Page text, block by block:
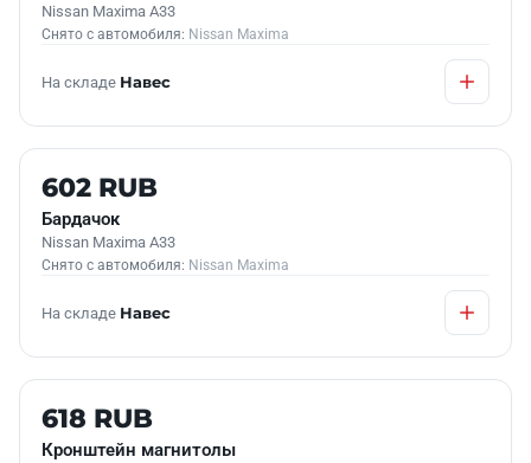
Nissan Maxima A33
Снято с автомобиля: Nissan Maxima
На складе Навес
Б/У В НАЛИЧИИ
602 RUB
Бардачок
Nissan Maxima A33
Снято с автомобиля: Nissan Maxima
На складе Навес
Б/У В НАЛИЧИИ
618 RUB
Кронштейн магнитолы